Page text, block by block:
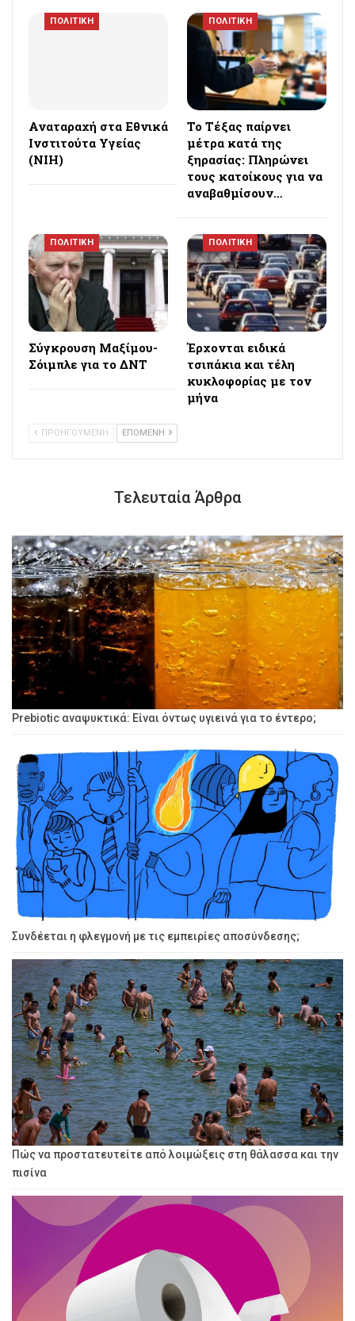
ΠΟΛΙΤΙΚΗ
Αναταραχή στα Εθνικά
Ινστιτούτα Υγείας
(NIH)
ΠΟΛΙΤΙΚΗ
Το Τέξας παίρνει
μέτρα κατά της
ξηρασίας: Πληρώνει
τους κατοίκους για να
αναβαθμίσουν…
ΠΟΛΙΤΙΚΗ
Σύγκρουση Μαξίμου-
Σόιμπλε για το ΔΝΤ
ΠΟΛΙΤΙΚΗ
Έρχονται ειδικά
τσιπάκια και τέλη
κυκλοφορίας με τον
μήνα
ΠΡΟΗΓΟΥΜΕΝΗ ΕΠΟΜΕΝΗ
Τελευταία Άρθρα
Prebiotic αναψυκτικά: Είναι όντως υγιεινά για το έντερο;
Συνδέεται η φλεγμονή με τις εμπειρίες αποσύνδεσης;
Πώς να προστατευτείτε από λοιμώξεις στη θάλασσα και την
πισίνα